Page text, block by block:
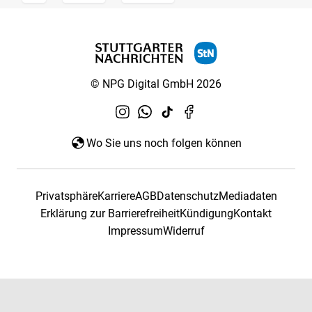
© NPG Digital GmbH 2026
Wo Sie uns noch folgen können
PrivatsphäreKarriereAGBDatenschutzMediadaten
Erklärung zur BarrierefreiheitKündigungKontakt
ImpressumWiderruf